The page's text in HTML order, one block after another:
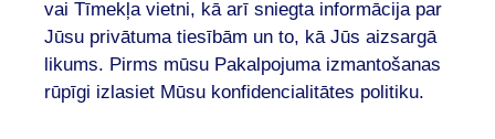
vai Tīmekļa vietni, kā arī sniegta informācija par
Jūsu privātuma tiesībām un to, kā Jūs aizsargā
likums. Pirms mūsu Pakalpojuma izmantošanas
rūpīgi izlasiet Mūsu konfidencialitātes politiku.